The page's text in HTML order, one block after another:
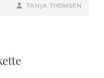
BY
BYLINE
TANJA THOMSEN